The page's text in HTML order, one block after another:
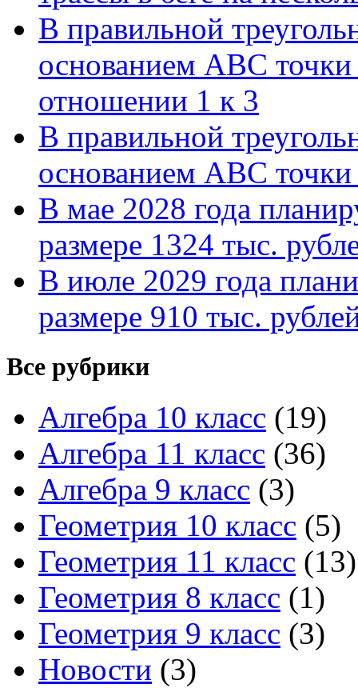
В правильной
основанием АВС точки
отношении 1 к 3
В правильной
основанием АВС
В мае 2028 года
размере 1324 тыс.
В июле 2029 года
размере 910 тыс.
Все рубрики
Алгебра 10 класс (19)
Алгебра 11 класс (36)
Алгебра 9 класс (3)
Геометрия 10 класс (5)
Геометрия 11 класс (13)
Геометрия 8 класс (1)
Геометрия 9 класс (3)
Новости (3)